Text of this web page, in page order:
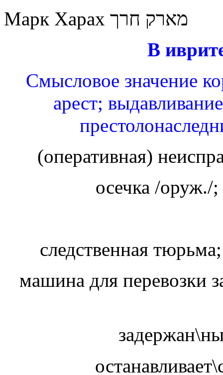
Марк Харах מארק חרך
В
Смысловое значение
арест;
(оперативная)
осечка /оруж./
следственная
машина для перевозки